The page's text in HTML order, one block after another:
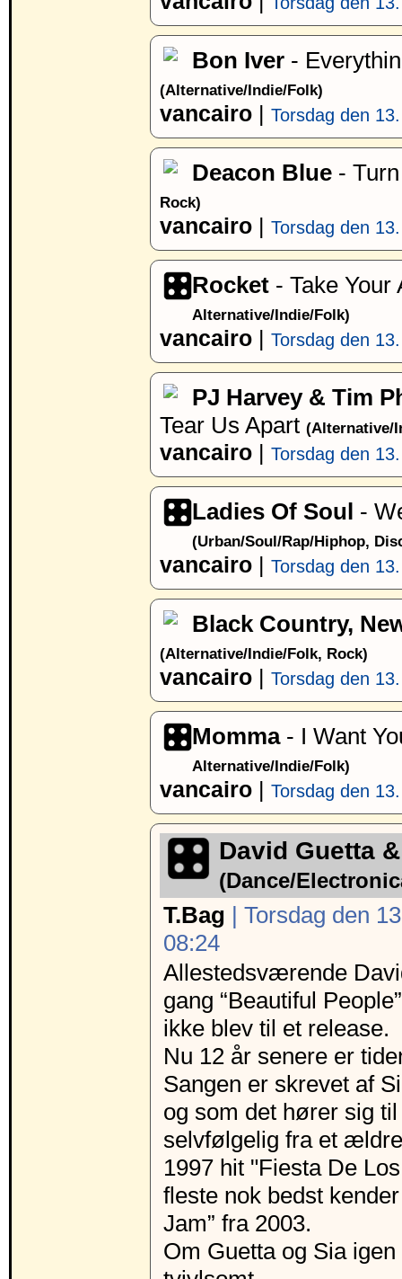
Bon Iver -
(Alternative/Indie/Folk)
vancairo | Torsdag den
Deacon Blue -
Rock)
vancairo | Torsdag den
Rocket - Take
Alternative/Indie/Folk)
vancairo | Torsdag den
PJ Harvey & Tim
Tear Us Apart (Alternative/
vancairo | Torsdag den
Ladies Of Soul -
(Urban/Soul/Rap/Hiphop,
vancairo | Torsdag den
Black Country,
(Alternative/Indie/Folk, Rock)
vancairo | Torsdag den
Momma- I Want
Alternative/Indie/Folk)
vancairo | Torsdag den
David Guetta
(Dance/
T.Bag | Torsdag den
08:24
Allestedsværende
gang “Beautiful
ikke blev til et release.
Nu 12 år senere er
Sangen er skrevet af
og som det hører sig
selvfølgelig fra et
1997 hit "Fiesta De
fleste nok bedst
Jam” fra 2003.
Om Guetta og Sia